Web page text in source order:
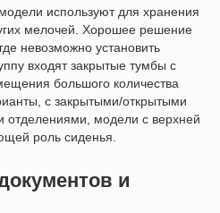
используют для хранения
мелочей. Хорошее решение
невозможно установить
входят закрытые тумбы с
большого количества
с закрытыми/открытыми
модели с верхней
роль сиденья.
и